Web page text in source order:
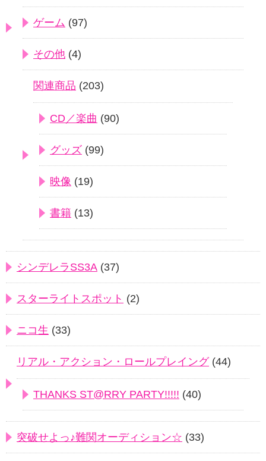
ゲーム (97)
その他 (4)
関連商品 (203)
CD／楽曲 (90)
グッズ (99)
映像 (19)
書籍 (13)
シンデレラSS3A (37)
スターライトスポット (2)
ニコ生 (33)
リアル・アクション・ロールプレイング(44)
THANKS ST@RRY PARTY!!!!! (40)
突破せよっ♪難関オーディション☆ (33)